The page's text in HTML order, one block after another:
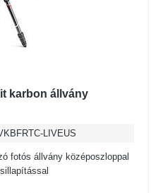
karbon állvány
LIVEUS
fotós állvány középoszloppal